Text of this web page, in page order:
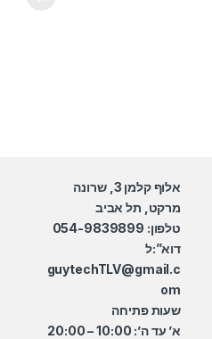
אלוף קלמן 3, שרונה
מרקט, תל אביב
טלפון: 054-9839899
דוא”:ל
guytechTLV@gmail.c
om
שעות פתיחה
א’ עד ה’: 10:00 – 20:00